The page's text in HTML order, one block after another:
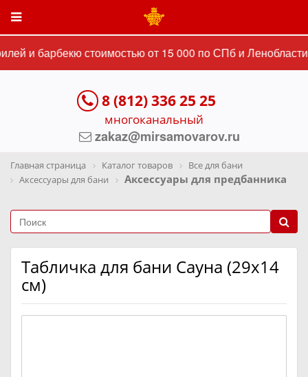
и барбекю стоимостью от 15 000 по СПб и
8 (812) 336 25 25
многоканальный
zakaz@mirsamovarov.ru
Главная страница Каталог товаров
Все для бани
Аксессуары для бани
Аксессуары для предбанника
Табличка для бани Сауна (29х14
см)